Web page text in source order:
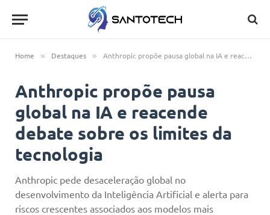
Home » Destaques » Anthropic propõe pausa global na IA e reacende debate sobre os limites da tecnologia
Anthropic propõe pausa
global na IA e reacende
debate sobre os limites da
tecnologia
Anthropic pede desaceleração global no
desenvolvimento da Inteligência Artificial e alerta para
riscos crescentes associados aos modelos mais